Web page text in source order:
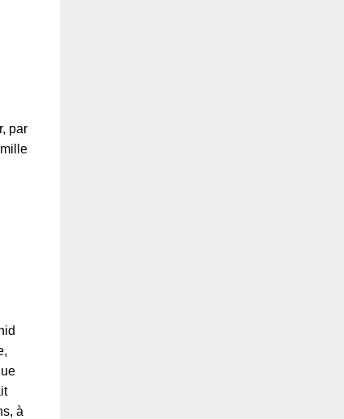
par
à